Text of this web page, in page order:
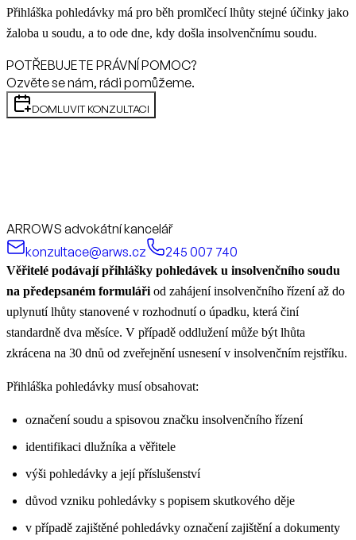
Přihláška pohledávky má pro běh promlčecí lhůty stejné účinky jako
žaloba u soudu, a to ode dne, kdy došla insolvenčnímu soudu.
POTŘEBUJETE PRÁVNÍ POMOC?
Ozvěte se nám, rádi pomůžeme.
DOMLUVIT KONZULTACI
ARROWS advokátní kancelář
konzultace@arws.cz
245 007 740
Věřitelé podávají přihlášky pohledávek u insolvenčního soudu
na předepsaném formuláři od zahájení insolvenčního řízení až do
uplynutí lhůty stanovené v rozhodnutí o úpadku, která činí
standardně dva měsíce. V případě oddlužení může být lhůta
zkrácena na 30 dnů od zveřejnění usnesení v insolvenčním rejstříku.
Přihláška pohledávky musí obsahovat:
označení soudu a spisovou značku insolvenčního řízení
identifikaci dlužníka a věřitele
výši pohledávky a její příslušenství
důvod vzniku pohledávky s popisem skutkového děje
v případě zajištěné pohledávky označení zajištění a dokumenty